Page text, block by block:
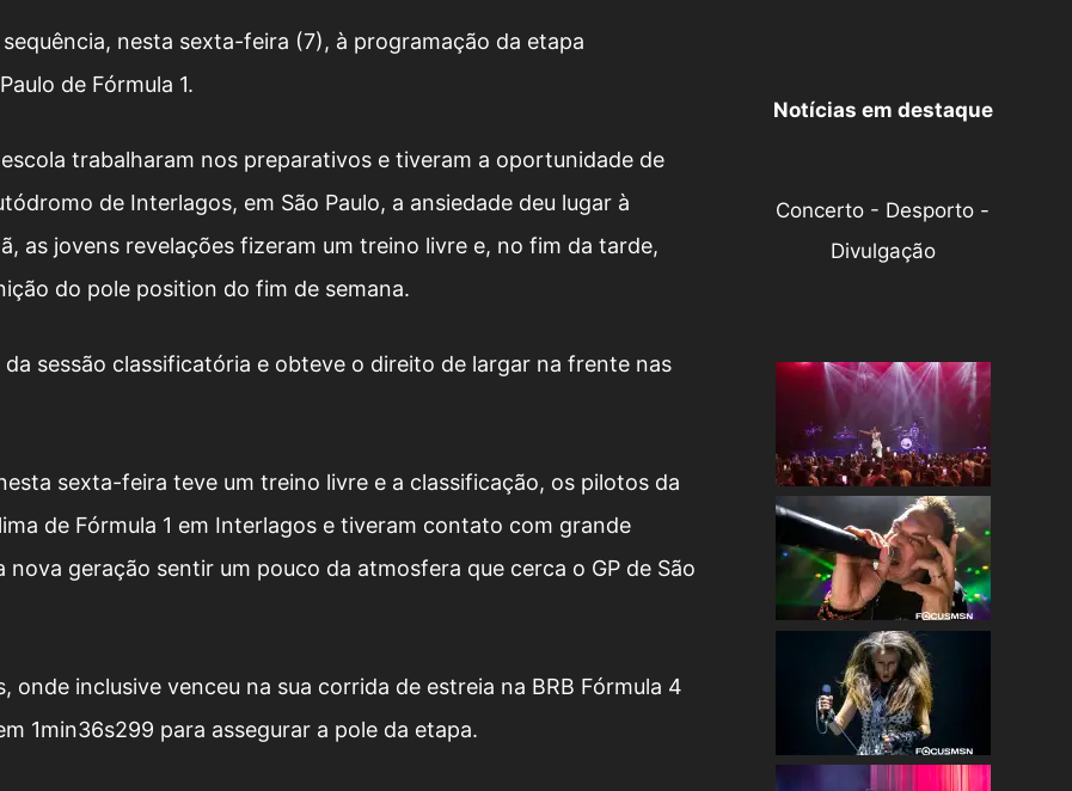
nesta sexta-feira (7), à programação da etapa
de Fórmula 1.
trabalharam nos preparativos e tiveram a oportunidade de
de Interlagos, em São Paulo, a ansiedade deu lugar à
as jovens revelações fizeram um treino livre e, no fim da tarde,
do pole position do fim de semana.
sessão classificatória e obteve o direito de largar na frente nas
sexta-feira teve um treino livre e a classificação, os pilotos da
de Fórmula 1 em Interlagos e tiveram contato com grande
geração sentir um pouco da atmosfera que cerca o GP de São
inclusive venceu na sua corrida de estreia na BRB Fórmula 4
1min36s299 para assegurar a pole da etapa.
Notícias em destaque
Concerto - Desporto -
Divulgação